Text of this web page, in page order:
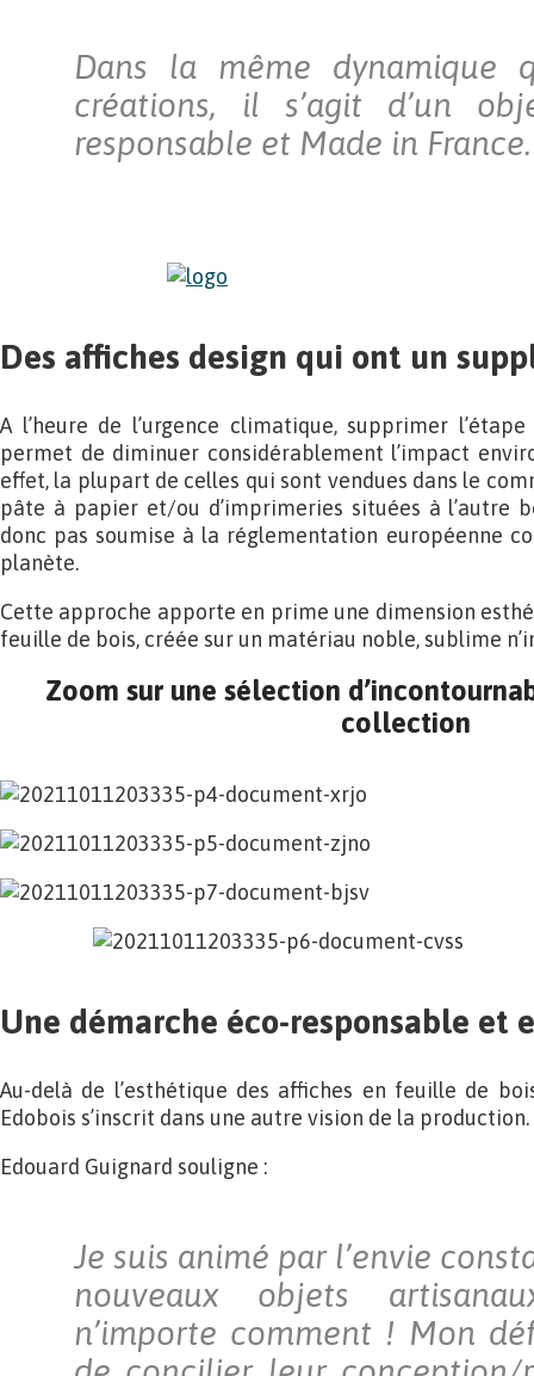
Dans la même dynamique
créations, il s’agit d’un
responsable et Made in France.
Des affiches design qui ont un
A l’heure de l’urgence climatique, supprimer
permet de diminuer considérablement l’impact
effet, la plupart de celles qui sont vendues dans le
pâte à papier et/ou d’imprimeries situées à l’autre
donc pas soumise à la réglementation européenne
planète.
Cette approche apporte en prime une dimension
feuille de bois, créée sur un matériau noble, sublime
Zoom sur une sélection
collection
Une démarche éco-responsable et
Au-delà de l’esthétique des affiches en feuille de
Edobois s’inscrit dans une autre vision de la production.
Edouard Guignard souligne :
Je suis animé par l’envie
nouveaux objets
n’importe comment ! Mon